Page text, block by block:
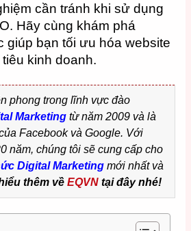
cần tránh khi sử dụng
Hãy cùng khám phá
giúp bạn tối ưu hóa website
kinh doanh.
phong trong lĩnh vực đào
Marketing từ năm 2009 và là
Facebook và Google. Với
năm, chúng tôi sẽ cung cấp cho
Digital Marketing mới nhất và
thêm vềEQVN tại đây nhé!